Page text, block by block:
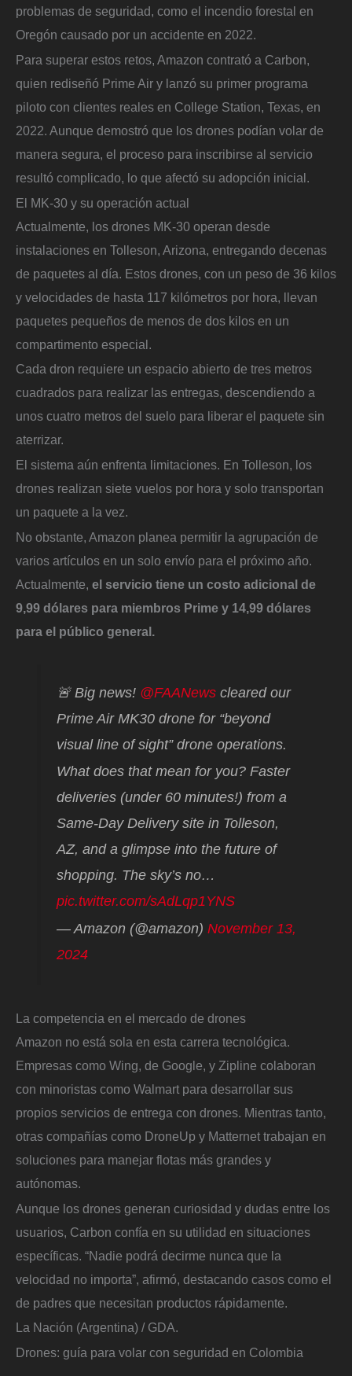
problemas de seguridad, como el incendio forestal en
Oregón causado por un accidente en 2022.
Para superar estos retos, Amazon contrató a Carbon,
quien rediseñó Prime Air y lanzó su primer programa
piloto con clientes reales en College Station, Texas, en
2022. Aunque demostró que los drones podían volar de
manera segura, el proceso para inscribirse al servicio
resultó complicado, lo que afectó su adopción inicial.
El MK-30 y su operación actual
Actualmente, los drones MK-30 operan desde
instalaciones en Tolleson, Arizona, entregando decenas
de paquetes al día. Estos drones, con un peso de 36 kilos
y velocidades de hasta 117 kilómetros por hora, llevan
paquetes pequeños de menos de dos kilos en un
compartimento especial.
Cada dron requiere un espacio abierto de tres metros
cuadrados para realizar las entregas, descendiendo a
unos cuatro metros del suelo para liberar el paquete sin
aterrizar.
El sistema aún enfrenta limitaciones. En Tolleson, los
drones realizan siete vuelos por hora y solo transportan
un paquete a la vez.
No obstante, Amazon planea permitir la agrupación de
varios artículos en un solo envío para el próximo año.
Actualmente, el servicio tiene un costo adicional de
9,99 dólares para miembros Prime y 14,99 dólares
para el público general.
🚨 Big news! @FAANews cleared our
Prime Air MK30 drone for “beyond
visual line of sight” drone operations.
What does that mean for you? Faster
deliveries (under 60 minutes!) from a
Same-Day Delivery site in Tolleson,
AZ, and a glimpse into the future of
shopping. The sky’s no…
pic.twitter.com/sAdLqp1YNS
— Amazon (@amazon)November 13,
2024
La competencia en el mercado de drones
Amazon no está sola en esta carrera tecnológica.
Empresas como Wing, de Google, y Zipline colaboran
con minoristas como Walmart para desarrollar sus
propios servicios de entrega con drones. Mientras tanto,
otras compañías como DroneUp y Matternet trabajan en
soluciones para manejar flotas más grandes y
autónomas.
Aunque los drones generan curiosidad y dudas entre los
usuarios, Carbon confía en su utilidad en situaciones
específicas. “Nadie podrá decirme nunca que la
velocidad no importa”, afirmó, destacando casos como el
de padres que necesitan productos rápidamente.
La Nación (Argentina) / GDA.
Drones: guía para volar con seguridad en Colombia